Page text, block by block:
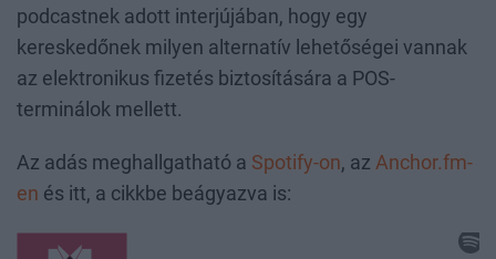
podcastnek adott interjújában, hogy egy
kereskedőnek milyen alternatív lehetőségei vannak
az elektronikus fizetés biztosítására a POS-
terminálok mellett.
Az adás meghallgatható a Spotify-on, az Anchor.fm-
en és itt, a cikkbe beágyazva is: